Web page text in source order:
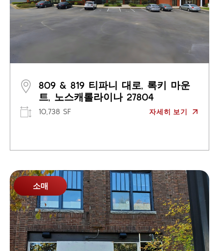
809 & 819 티파니 대로, 록키 마운
트, 노스캐롤라이나 27804
10,738 SF 자세히 보기
소매